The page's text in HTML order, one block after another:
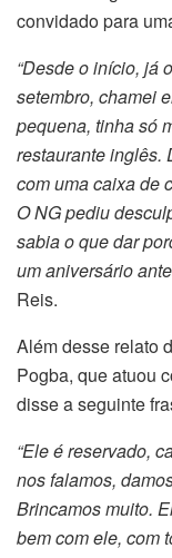
convidado para
“Desde o início, já
setembro, chamei
pequena, tinha só
restaurante inglês.
com uma caixa de
O NG pediu
sabia o que dar
um aniversário
Reis.
Além desse relato
Pogba, que atuou
disse a seguinte
“Ele é reservado,
nos falamos,
Brincamos muito.
bem com ele, com